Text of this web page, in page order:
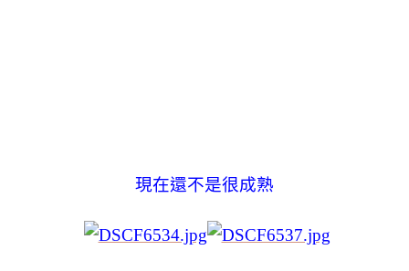
現在還不是很成熟